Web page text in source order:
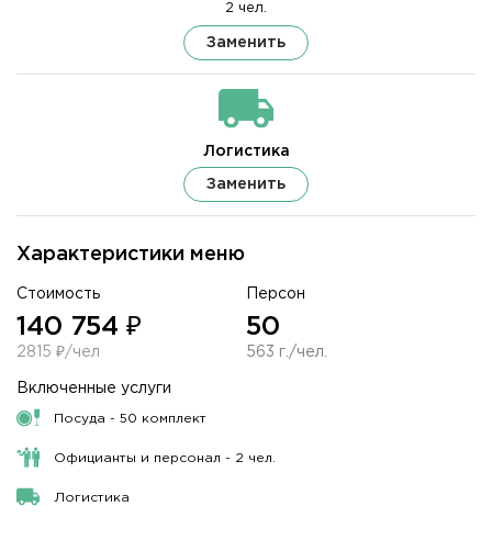
Характеристики меню
Стоимость
140 754 ₽
2815 ₽/чел
Персон
50
563 г./чел.
Включенные услуги
Посуда - 50 комплект
Официанты и персонал - 2 чел.
Логистика
2 чел.
Заменить
Логистика
Заменить